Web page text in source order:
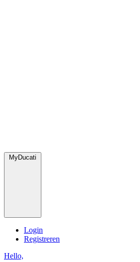
MyDucati
Login
Registreren
Hello,